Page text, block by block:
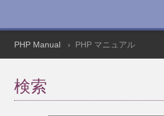
PHP Manual PHP マニュアル
検索